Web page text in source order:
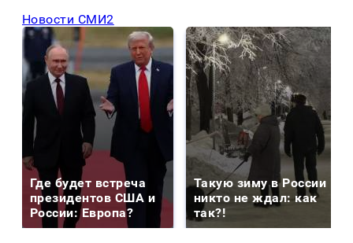
Новости СМИ2
Где будет встреча
президентов США и
России: Европа?
Такую зиму в России
никто не ждал: как
так?!